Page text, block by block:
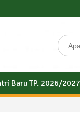
Search
for:
Baru TP. 2026/2027